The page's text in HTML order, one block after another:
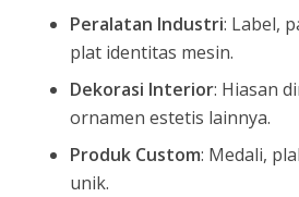
Peralatan Industri: Label,
plat identitas mesin.
Dekorasi Interior: Hiasan
ornamen estetis lainnya.
Produk Custom: Medali,
unik.